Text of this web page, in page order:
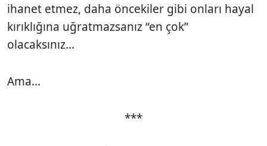
ihanet etmez, daha öncekiler gibi onları hayal
kırıklığına uğratmazsanız “en çok”
olacaksınız...
Ama...
***